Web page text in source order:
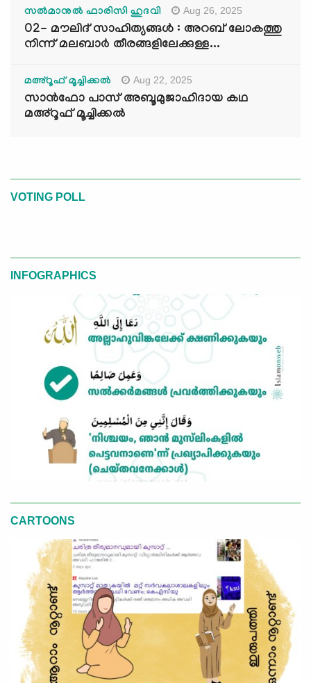
സൽമാനുൽ ഫാരിസി ഹുദവി Aug 26, 2025
02- മൗലിദ് സാഹിത്യങ്ങൾ : അറബ് ലോകത്തു
നിന്ന് മലബാർ തീരങ്ങളിലേക്കുള്ള...
മഅ്റൂഫ് മൂച്ചിക്കല്‍ Aug 22, 2025
സാൻഫോ പാസ് അബൂമുജാഹിദായ കഥ
മഅ്റൂഫ് മൂച്ചിക്കല്‍
VOTING POLL
INFOGRAPHICS
CARTOONS